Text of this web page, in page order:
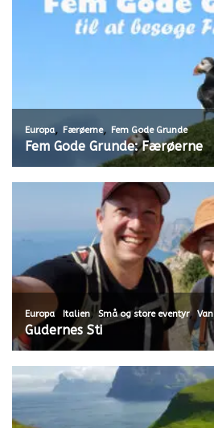
Europa, Færøerne, Fem Gode Grunde
Fem Gode Grunde: Færøerne
Europa, Italien,Små og store eventyr,
Gudernes Sti